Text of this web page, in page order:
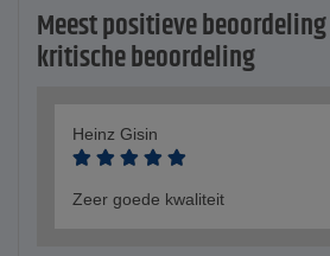
Meest positieve
kritische beoordeling
Heinz Gisin
Zeer goede kwaliteit